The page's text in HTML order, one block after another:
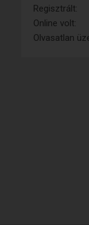
Regisztrált:
Online volt:
Olvasatlan